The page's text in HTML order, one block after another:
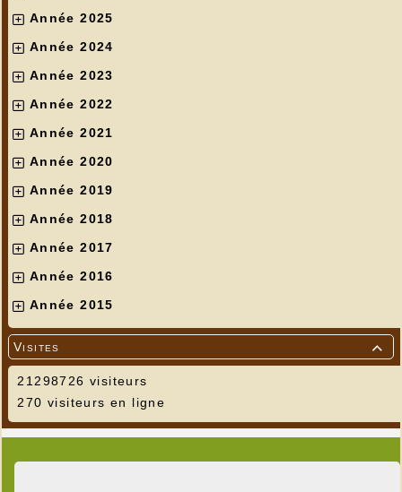
Année 2025
Année 2024
Année 2023
Année 2022
Année 2021
Année 2020
Année 2019
Année 2018
Année 2017
Année 2016
Année 2015

Visites
21298726 visiteurs
270 visiteurs en ligne